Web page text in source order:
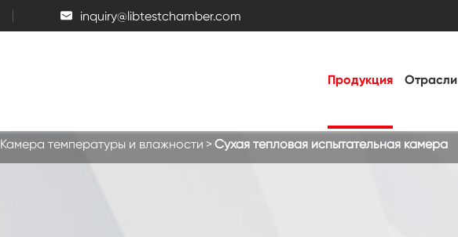
 inquiry@libtestchamber.com
Продукция Отрасли
Камера температуры и влажности Сухая тепловая испытательная камера